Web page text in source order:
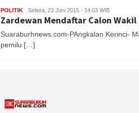
POLITIK Selasa, 23 Juni 2015 - 14:03 WIB
Zardewan Mendaftar Calon
Suaraburhnews.com-PAngkalan Kerinci-
pemilu […]